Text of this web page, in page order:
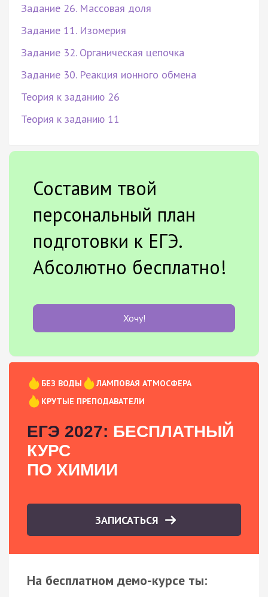
Задание 26. Массовая доля
Задание 11. Изомерия
Задание 32. Органическая цепочка
Задание 30. Реакция ионного обмена
Теория к заданию 26
Теория к заданию 11
Составим твой
персональный план
подготовки к ЕГЭ.
Абсолютно бесплатно!
Хочу!
БЕЗ ВОДЫ
ЛАМПОВАЯ АТМОСФЕРА
КРУТЫЕ ПРЕПОДАВАТЕЛИ
ЕГЭ 2027: БЕСПЛАТНЫЙ
КУРС
ПО ХИМИИ
ЗАПИСАТЬСЯ
На бесплатном демо-курсе ты: